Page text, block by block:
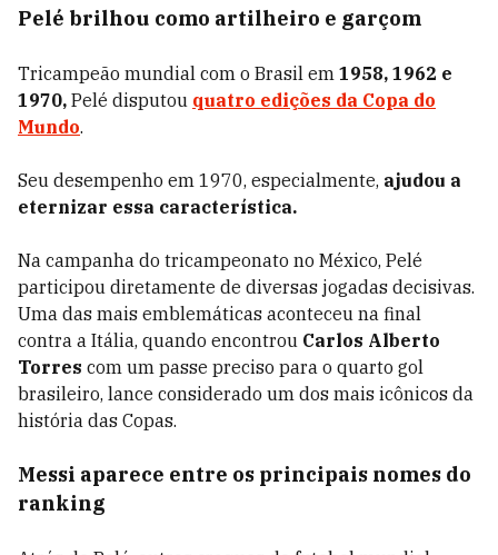
Pelé brilhou como artilheiro e garçom
Tricampeão mundial com o Brasil em 1958, 1962 e
1970, Pelé disputou quatro edições da Copa do
Mundo.
Seu desempenho em 1970, especialmente, ajudou a
eternizar essa característica.
Na campanha do tricampeonato no México, Pelé
participou diretamente de diversas jogadas decisivas.
Uma das mais emblemáticas aconteceu na final
contra a Itália, quando encontrou Carlos Alberto
Torres com um passe preciso para o quarto gol
brasileiro, lance considerado um dos mais icônicos da
história das Copas.
Messi aparece entre os principais nomes do
ranking